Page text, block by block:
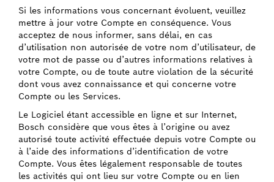
Si les informations vous concernant évoluent, veuillez
mettre à jour votre Compte en conséquence. Vous
acceptez de nous informer, sans délai, en cas
d’utilisation non autorisée de votre nom d’utilisateur, de
votre mot de passe ou d’autres informations relatives à
votre Compte, ou de toute autre violation de la sécurité
dont vous avez connaissance et qui concerne votre
Compte ou les Services.
Le Logiciel étant accessible en ligne et sur Internet,
Bosch considère que vous êtes à l’origine ou avez
autorisé toute activité effectuée depuis votre Compte ou
à l’aide des informations d’identification de votre
Compte. Vous êtes légalement responsable de toutes
les activités qui ont lieu sur votre Compte ou en lien